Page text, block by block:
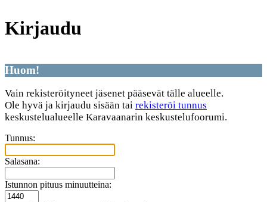
Kirjaudu
Huom!
Vain rekisteröityneet jäsenet pääsevät tälle alueelle.
Ole hyvä ja kirjaudu sisään tai rekisteröi tunnus
keskustelualueelle Karavaanarin keskustelufoorumi.
Tunnus:
Salasana:
Istunnon pituus minuutteina: